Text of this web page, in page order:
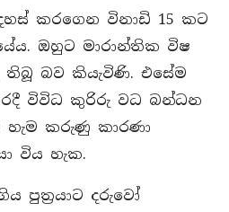
කරගෙන විනාඩි 15 කට
ඔහුට මාරාන්තික විෂ
බව කියැවිණි. එසේම
විවිධ කුරිරු වධ බන්ධන
කරුණු කාරණා
විය හැක.
පුත‍්‍රයාට දරුවෝ